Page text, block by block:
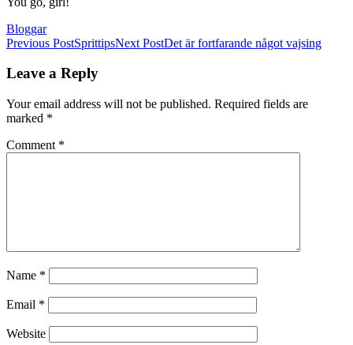
Bloggar
Post
navigation
Previous PostSprittipsNext PostDet är fortfarande något vajsing
Leave a Reply
Your email address will not be published. Required fields are
marked *
Comment *
Name *
Email *
Website